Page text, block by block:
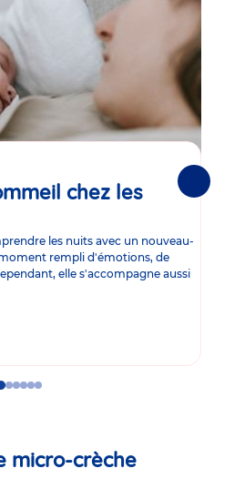
chez les
les nuits avec un nouveau-
rempli d'émotions, de
elle s'accompagne aussi
GoGoGoGo
GoGo
micro-crèche